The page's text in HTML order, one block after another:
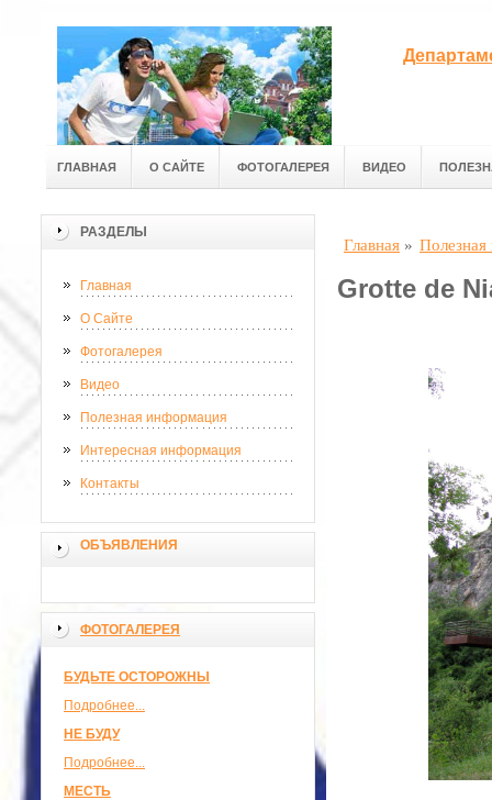
ГЛАВНАЯ О САЙТЕ ФОТОГАЛЕРЕЯ ВИДЕО
РАЗДЕЛЫ
Главная
О Сайте
Фотогалерея
Видео
Полезная информация
Интересная информация
Контакты
ОБЪЯВЛЕНИЯ
ФОТОГАЛЕРЕЯ
БУДЬТЕ ОСТОРОЖНЫ
Подробнее...
НЕ БУДУ
Подробнее...
МЕСТЬ
Главная »
Grotte de